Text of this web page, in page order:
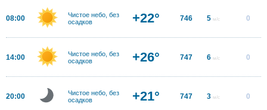
08:00
Чистое небо, без
осадков
+22° 746 5 м/с 0
14:00
Чистое небо, без
осадков
+26° 747 6 м/с 0
20:00
Чистое небо, без
осадков
+21° 747 3 м/с 0